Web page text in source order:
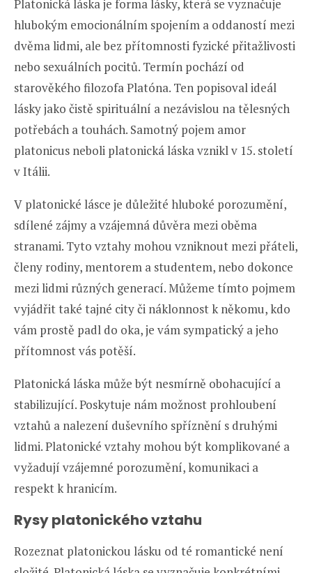
Platonická láska je forma lásky, která se vyznačuje
hlubokým emocionálním spojením a oddaností mezi
dvěma lidmi, ale bez přítomnosti fyzické přitažlivosti
nebo sexuálních pocitů. Termín pochází od
starověkého filozofa Platóna. Ten popisoval ideál
lásky jako čistě spirituální a nezávislou na tělesných
potřebách a touhách. Samotný pojem amor
platonicus neboli platonická láska vznikl v 15. století
v Itálii.
V platonické lásce je důležité hluboké porozumění,
sdílené zájmy a vzájemná důvěra mezi oběma
stranami. Tyto vztahy mohou vzniknout mezi přáteli,
členy rodiny, mentorem a studentem, nebo dokonce
mezi lidmi různých generací. Můžeme tímto pojmem
vyjádřit také tajné city či náklonnost k někomu, kdo
vám prostě padl do oka, je vám sympatický a jeho
přítomnost vás potěší.
Platonická láska může být nesmírně obohacující a
stabilizující. Poskytuje nám možnost prohloubení
vztahů a nalezení duševního spříznění s druhými
lidmi. Platonické vztahy mohou být komplikované a
vyžadují vzájemné porozumění, komunikaci a
respekt k hranicím.
Rysy platonického vztahu
Rozeznat platonickou lásku od té romantické není